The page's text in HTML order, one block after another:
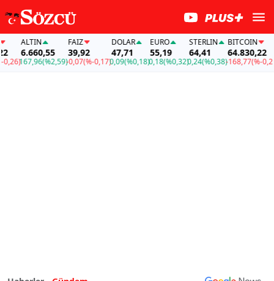
ALTIN
6.660,55
167,96(%2,59)
FAİZ
39,92
-0,07(%-0,17)
DOLAR
47,71
0,09(%0,18)
EURO
55,19
0,18(%0,32)
STERLIN
64,41
0,24(%0,38)
BITCOIN
64.830,22
-168,77(%-0,26)